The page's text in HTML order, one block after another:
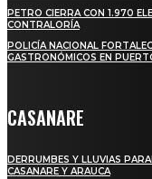
PETRO CIERRA CON 1.970
CONTRALORÍA
POLICÍA NACIONAL
GASTRONÓMICOS EN
CASANARE
DERRUMBES Y LLUVIAS
CASANARE Y ARAUCA